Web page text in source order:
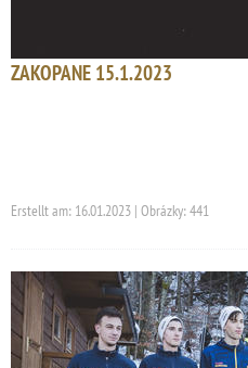
ZAKOPANE 15.1.2023
Erstellt am: 16.01.2023 | Obrázky: 441